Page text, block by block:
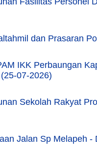
dan Prasaran
IKK Perbaungan
07-2026)
Sekolah Rakyat
Jalan Sp Melapeh -